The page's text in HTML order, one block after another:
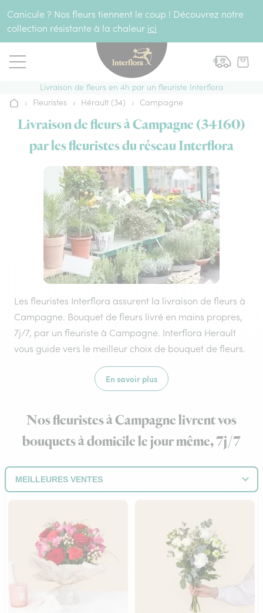
Canicule ? Nos fleurs tiennent le coup ! Découvrez notre
collection résistante à la chaleur ici
Livraison de fleurs en 4h par un fleuriste Interflora
Accueil
› Fleuristes › Hérault (34) › Campagne
Livraison de fleurs à Campagne (34160)
par les fleuristes du réseau Interflora
Les fleuristes Interflora assurent la livraison de fleurs à
Campagne. Bouquet de fleurs livré en mains propres,
7j/7, par un fleuriste à Campagne. Interflora Herault
vous guide vers le meilleur choix de bouquet de fleurs.
En savoir plus
Nos fleuristes à Campagne livrent vos
bouquets à domicile le jour même, 7j/7